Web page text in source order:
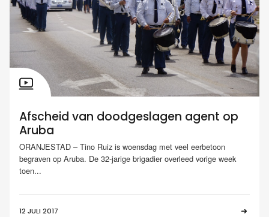
Afscheid van doodgeslagen agent op
Aruba
ORANJESTAD – Tino Ruiz is woensdag met veel eerbetoon
begraven op Aruba. De 32-jarige brigadier overleed vorige week
toen...
12 JULI 2017